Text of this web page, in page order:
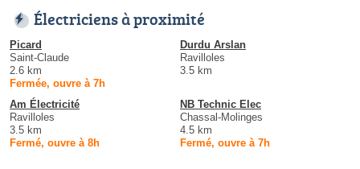
Électriciens à proximité
Picard
Saint-Claude
2.6 km
Fermée, ouvre à 7h
Durdu Arslan
Ravilloles
3.5 km
Am Électricité
Ravilloles
3.5 km
Fermé, ouvre à 8h
NB Technic Elec
Chassal-Molinges
4.5 km
Fermé, ouvre à 7h